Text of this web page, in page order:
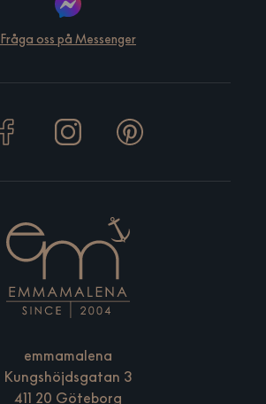
Fråga oss på Messenger
emmamalena
Kungshöjdsgatan 3
411 20 Göteborg